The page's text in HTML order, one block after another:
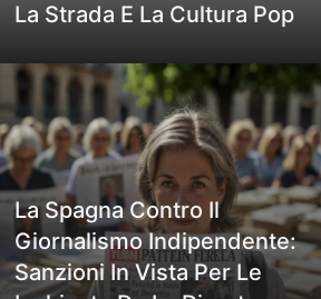
La Strada E La Cultura Pop
La Spagna Contro Il
Giornalismo Indipendente:
Sanzioni In Vista Per Le